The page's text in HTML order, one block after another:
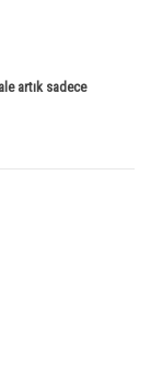
artık sadece